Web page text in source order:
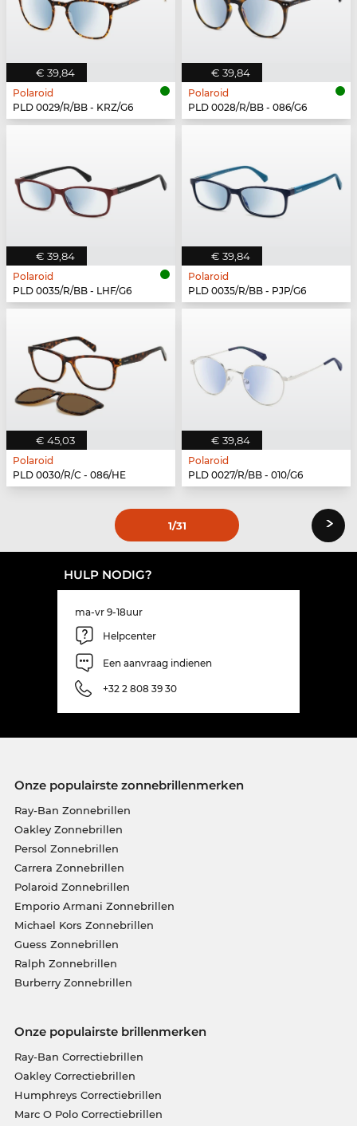
€ 39,84
Polaroid
PLD 0029/R/BB - KRZ/G6
€ 39,84
Polaroid
PLD 0028/R/BB - 086/G6
€ 39,84
Polaroid
PLD 0035/R/BB - LHF/G6
€ 39,84
Polaroid
PLD 0035/R/BB - PJP/G6
€ 45,03
Polaroid
PLD 0030/R/C - 086/HE
€ 39,84
Polaroid
PLD 0027/R/BB - 010/G6
1/31 ›
HULP NODIG?
ma-vr 9-18uur
Helpcenter
Een aanvraag indienen
+32 2 808 39 30
Onze populairste zonnebrillenmerken
Ray-Ban Zonnebrillen
Oakley Zonnebrillen
Persol Zonnebrillen
Carrera Zonnebrillen
Polaroid Zonnebrillen
Emporio Armani Zonnebrillen
Michael Kors Zonnebrillen
Guess Zonnebrillen
Ralph Zonnebrillen
Burberry Zonnebrillen
Onze populairste brillenmerken
Ray-Ban Correctiebrillen
Oakley Correctiebrillen
Humphreys Correctiebrillen
Marc O Polo Correctiebrillen